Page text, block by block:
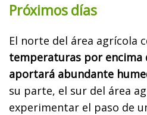
Próximos días
El norte del área agrícola
temperaturas por encima
aportará abundante
su parte, el sur del área
experimentar el paso de